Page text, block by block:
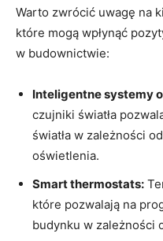
Warto​ zwrócić uwagę na
które mogą wpłynąć
w budownictwie:
Inteligentne systemy
czujniki światła
światła w ​zależności
oświetlenia.
Smart thermostats:
które pozwalają na
budynku ‌w zależności